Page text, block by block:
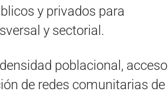
y privados para
y sectorial.
poblacional, acceso
de redes comunitarias de